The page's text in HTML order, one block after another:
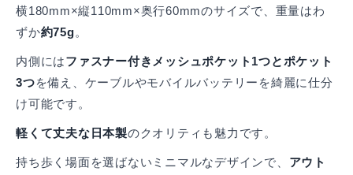
横180mm×縦110mm×奥行60mmのサイズで、重量はわ
ずか約75g。
内側にはファスナー付きメッシュポケット1つとポケット
3つを備え、ケーブルやモバイルバッテリーを綺麗に仕分
け可能です。
軽くて丈夫な日本製のクオリティも魅力です。
持ち歩く場面を選ばないミニマルなデザインで、 アウト